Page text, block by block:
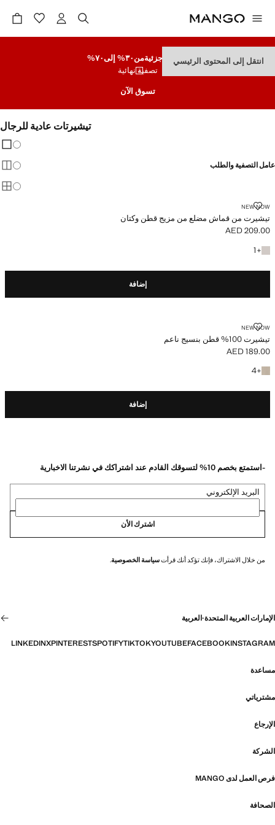
انتقل إلى المحتوى الرئيسيتنزيلات جزئيةمن٣٠% إلى٧٠%
تصفية نهائية
تسوق الآن
تيشيرتات عادية للرجال
عامل التصفية والطلب
NEW NOW
تيشيرت من قماش مضلع من مزيج قطن وكتان
تيشيرت من قماش مضلع من مزيج قطن وكتان
السعر الحالي [AED 209.00 ]
AED 209.00
+
1
+ لون آخر
إضافة
NEW NOW
تيشيرت 100% قطن بنسيج ناعم
تيشيرت 100% قطن بنسيج ناعم
السعر الحالي [AED 189.00 ]
AED 189.00
+
4+4 المزيد من الألوان
إضافة
-استمتع بخصم 10% لتسوقك القادم عند اشتراكك في نشرتنا الاخبارية
البريد الإلكتروني
اشترك الأن
من خلال الاشتراك، فإنك تؤكد أنك قرأتسياسة الخصوصية.
الإمارات العربية المتحدة·العربية
INSTAGRAM
FACEBOOK
YOUTUBE
TIKTOK
SPOTIFY
PINTEREST
X
LINKEDIN
مساعدة
مشترياتي
الإرجاع
الشركة
فرص العمل لدى MANGO
الصحافة